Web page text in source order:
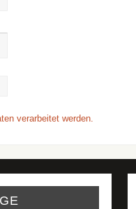
verarbeitet werden.